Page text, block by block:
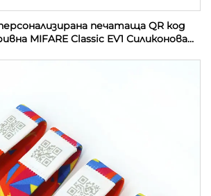
печатаща QR код
MIFARE Classic EV1 Силиконова